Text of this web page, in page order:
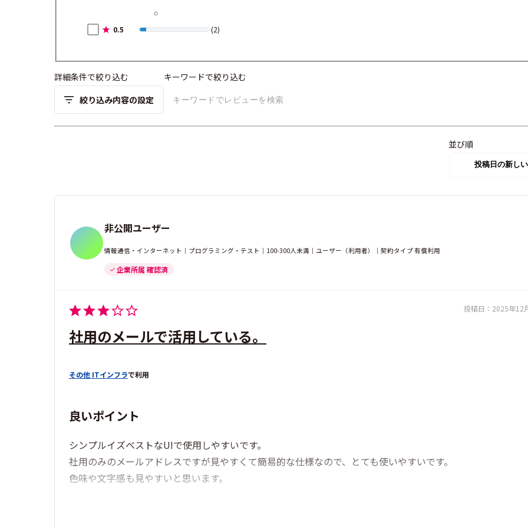
0.5 (2)
詳細条件で絞り込む
絞り込み内容の設定
キーワードで絞り込む
並び順
非公開ユーザー
情報通信・インターネット｜プログラミング・テスト｜100-300人未満｜ユーザー（利用者）｜契約タイプ 有償利用
企業所属 確認済
投稿日： 2025年12
社用のメールで活用している。
その他 ITインフラで利用
良いポイント
シンプルイズベストなUIで使用しやすいです。
社用のみのメールアドレスですが見やすくて簡易的な仕様なので、とても使いやすいです。
色味や文字感も見やすいと思います。